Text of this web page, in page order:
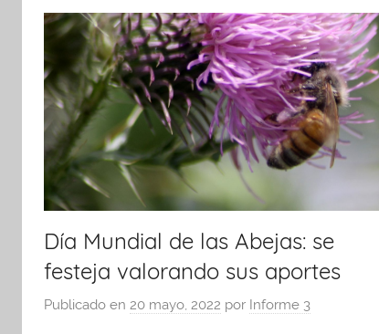
Día Mundial de las Abejas: se
festeja valorando sus aportes
Publicado en 20 mayo, 2022 por Informe 3